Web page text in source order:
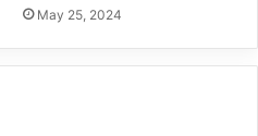
May 25, 2024